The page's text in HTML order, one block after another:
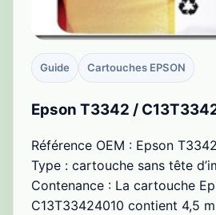
Guide Cartouches EPSON
Epson T3342 /
Référence OEM : Epson
Type : cartouche sans tête
Contenance : La cartouche
C13T33424010 contient 4,5